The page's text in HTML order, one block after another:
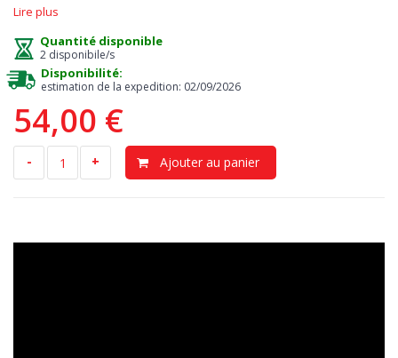
couvrir chaque recoinde votre habitacle
dans toutes les conditions météorologiques.
Protection> notre tapis est la meilleure solution contre la
saleté et l’humidité. Le plancher d’origine reste sec et propre,
évitant tout risque d’odeurs et de moisissure. Les bords en
Lire plus
Quantité disponible
2 disponibile/s
Disponibilité:
estimation de la expedition: 02/09/2026
54,00 €
- + Ajouter au panier